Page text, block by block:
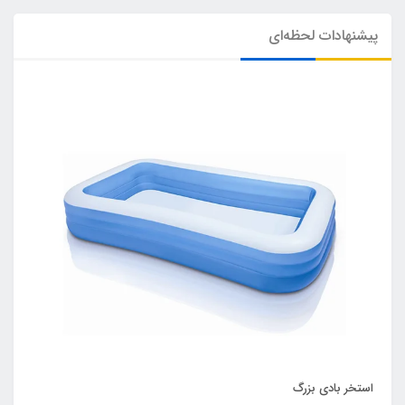
پیشنهادات لحظه‌ای
استخر بادی بزرگ
دارید یک محصول ایده آل و محبوب را انتخاب و
خریداری کنید.
تر از این سرسره بادی نیز استفاده کرده و به تفریح
بپردازند. هم چنین استخرهای کف بادی نیز وجود دارد
که برای کودکان کمتر از سه سال عمدتا استفاده می
شود. هم چنین برای افراد بزرگسال نیز استخر بادی
وجود دارد به این صورت که شما می توانید استخر
بادی بزرگسال را تا ابعاد های سه متری نیز به راحتی
مشاهده نمایید.